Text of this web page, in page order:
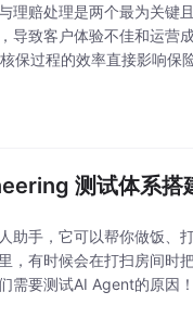
理赔处理是两个最为关键
导致客户体验不佳和运营
保过程的效率直接影响
测试体系搭
助手，它可以帮你做饭
，有时候会在打扫房间
需要测试AI Agent的原因